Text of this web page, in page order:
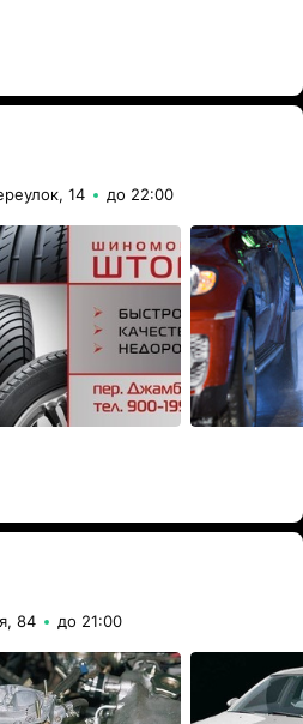
нашем городе :)))
14 до 22:00
84 до 21:00